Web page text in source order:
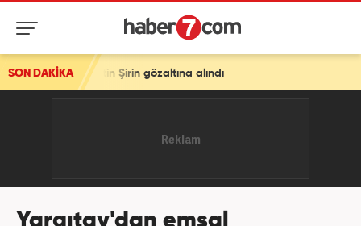
SON DAKİKA
gözaltına alındı